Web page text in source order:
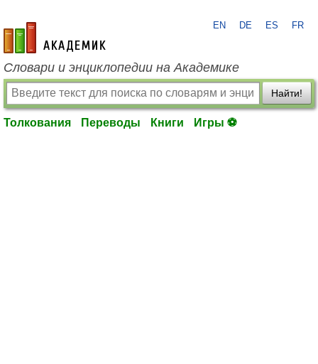
academic.ru
EN DE ES FR
Словари и энциклопедии на Академике
Найти!
Толкования Переводы Книги Игры ⚽